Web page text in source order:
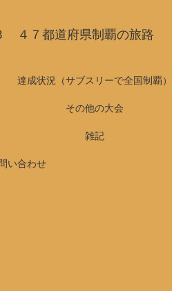
４７都道府県制覇の旅路
達成状況（サブスリーで全国制覇）
その他の大会
雑記
い合わせ